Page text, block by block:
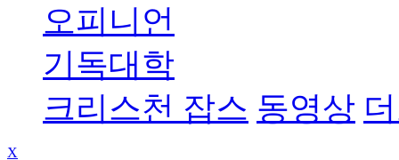
오피니언
기독대학
크리스천 잡스 동영상
X